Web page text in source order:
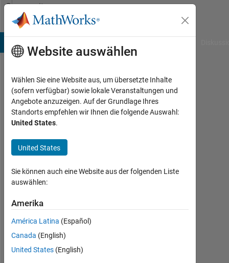
Weiter zum Inhalt
Community
Profile
khaled
adel
Last
etwa
2
Jahre
Aktiv
seit
2024
0
Website auswählen
Wählen Sie eine Website aus, um übersetzte Inhalte
(sofern verfügbar) sowie lokale Veranstaltungen und
Angebote anzuzeigen. Auf der Grundlage Ihres
Standorts empfehlen wir Ihnen die folgende Auswahl:
United States.
United States
Sie können auch eine Website aus der folgenden Liste
auswählen:
Amerika
América Latina (Español)
Canada (English)
United States (English)